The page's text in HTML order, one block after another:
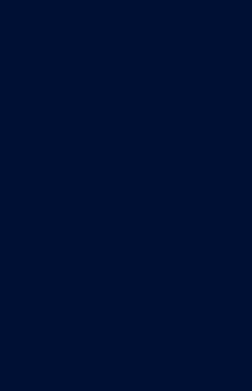
de Cabras con Gas
Award 2023.
que la calidad del agua
va más allá de
el jurado del
mundo, ha otorgado 3
mineral natural
Solán de Cabras con